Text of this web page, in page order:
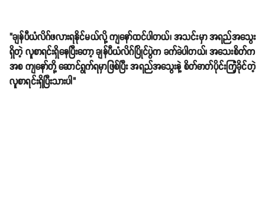
"ချန်ပီယံလိဂ်ဖလားရနိုင်မယ်လို့ ကျနော်ထင်ပါတယ်၊ အသင်းမှာ အရည်အသွေး
ရှိတဲ့ လူစာရင်းရှိနေပြီးတော့ ချန်ပီယံလိဂ်ပြိုင်ပွဲက ခက်ခဲပါတယ်၊ အသေးစိတ်က
အစ ကျနော်တို့ ဆောင်ရွက်ရမှာဖြစ်ပြီး အရည်အသွေးနဲ့ စိတ်ဓာတ်ပိုင်းကြံ့ခိုင်တဲ့
လူစာရင်းရှိပြီးသားပါ"